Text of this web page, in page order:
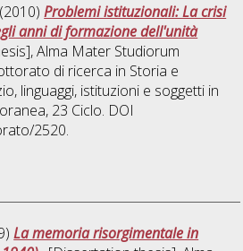
(2010)Problemi istituzionali: La crisi
anni di formazione dell'unità
Alma Mater Studiorum
di ricerca in Storia e
linguaggi, istituzioni e soggetti in
, 23 Ciclo. DOI
2520.
La memoria risorgimentale in